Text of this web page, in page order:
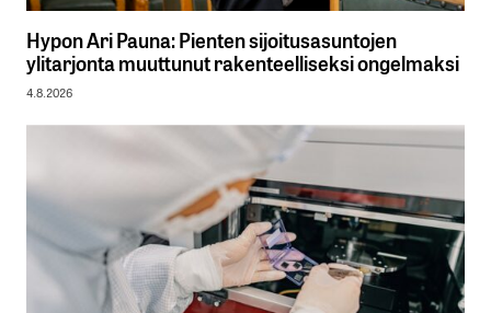
Hypon Ari Pauna: Pienten sijoitusasuntojen
ylitarjonta muuttunut rakenteelliseksi ongelmaksi
4.8.2026